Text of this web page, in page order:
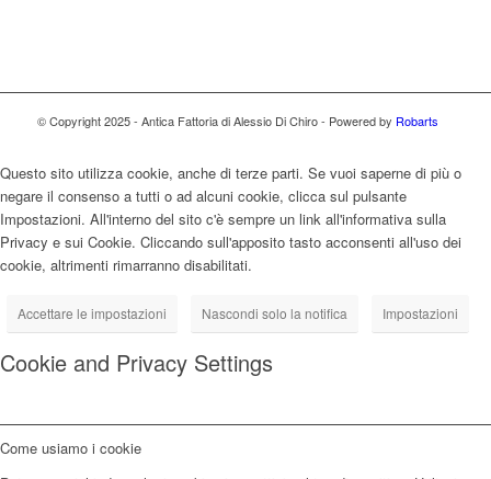
© Copyright 2025 - Antica Fattoria di Alessio Di Chiro - Powered by Robarts
Questo sito utilizza cookie, anche di terze parti. Se vuoi saperne di più o
negare il consenso a tutti o ad alcuni cookie, clicca sul pulsante
Impostazioni. All'interno del sito c'è sempre un link all'informativa sulla
Privacy e sui Cookie. Cliccando sull'apposito tasto acconsenti all'uso dei
cookie, altrimenti rimarranno disabilitati.
Accettare le impostazioni Nascondi solo la notifica Impostazioni
Cookie and Privacy Settings
Come usiamo i cookie